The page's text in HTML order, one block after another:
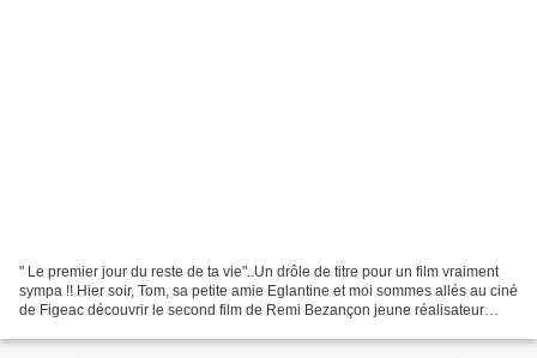
" Le premier jour du reste de ta vie"..Un drôle de titre pour un film vraiment
sympa !! Hier soir, Tom, sa petite amie Eglantine et moi sommes allés au ciné
de Figeac découvrir le second film de Remi Bezançon jeune réalisateur